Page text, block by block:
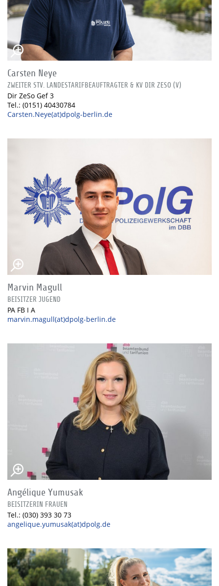
Carsten Neye
ZWEITER STV. LANDESTARIFBEAUFTRAGTER & KV DIR ZESO (V)
Dir ZeSo Gef 3
Tel.: (0151) 40430784
Carsten.Neye(at)dpolg-berlin.de
Marvin Magull
BEISITZER JUGEND
PA FB I A
marvin.magull(at)dpolg-berlin.de
Angélique Yumusak
BEISITZERIN FRAUEN
Tel.: (030) 393 30 73
angelique.yumusak(at)dpolg.de